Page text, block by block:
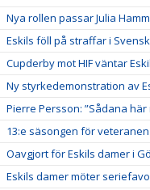
Nya rollen passar Julia
Eskils föll på straffar i
Cupderby mot HIF väntar
Ny styrkedemonstration av
Pierre Persson: ”Sådana
13:e säsongen för
Oavgjort för Eskils damer i
Eskils damer möter